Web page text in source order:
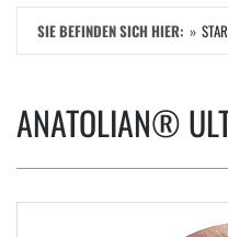
SIE BEFINDEN SICH HIER:
ANATOLIAN®